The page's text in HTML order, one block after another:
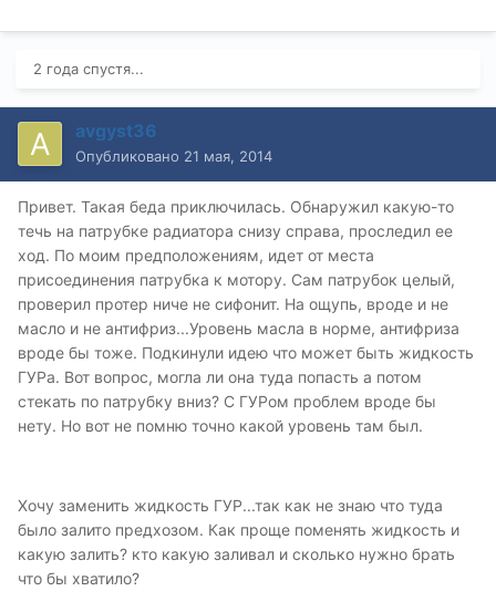
2 года спустя...
avgyst36
Опубликовано 21 мая, 2014
Привет. Такая беда приключилась. Обнаружил какую-то
течь на патрубке радиатора снизу справа, проследил ее
ход. По моим предположениям, идет от места
присоединения патрубка к мотору. Сам патрубок целый,
проверил протер ниче не сифонит. На ощупь, вроде и не
масло и не антифриз...Уровень масла в норме, антифриза
вроде бы тоже. Подкинули идею что может быть жидкость
ГУРа. Вот вопрос, могла ли она туда попасть а потом
стекать по патрубку вниз? С ГУРом проблем вроде бы
нету. Но вот не помню точно какой уровень там был.
Хочу заменить жидкость ГУР...так как не знаю что туда
было залито предхозом. Как проще поменять жидкость и
какую залить? кто какую заливал и сколько нужно брать
что бы хватило?